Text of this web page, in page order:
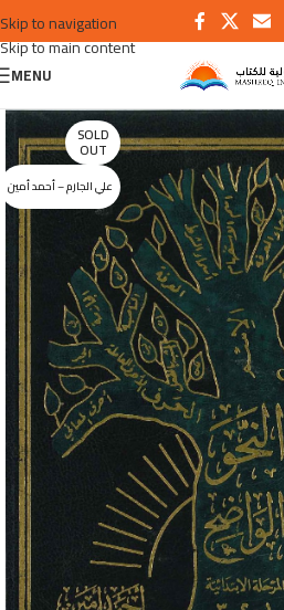
Skip to navigation
Skip to main content
MENU
SOLD
OUT
علي الجارم – أحمد أمين